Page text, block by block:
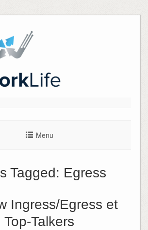
Menu
Tagged: Egress
Ingress/Egress et
Top-Talkers